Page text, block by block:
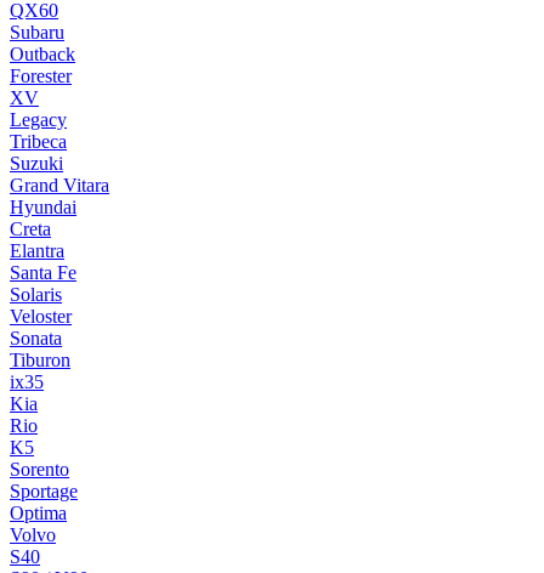
QX60
Subaru
Outback
Forester
XV
Legacy
Tribeca
Suzuki
Grand Vitara
Hyundai
Creta
Elantra
Santa Fe
Solaris
Veloster
Sonata
Tiburon
ix35
Kia
Rio
K5
Sorento
Sportage
Optima
Volvo
S40